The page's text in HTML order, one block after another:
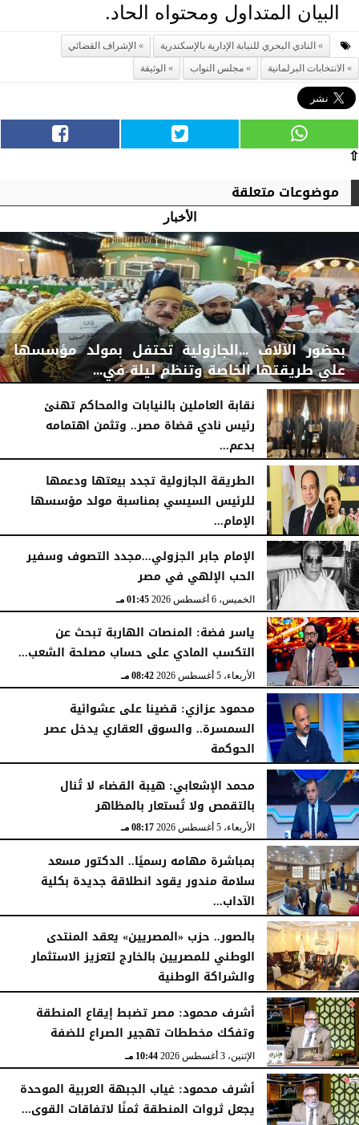
البيان المتداول ومحتواه الحاد.
النادي البحري للنيابة الإدارية بالإسكندرية
الإشراف القضائي
الانتخابات البرلمانية
مجلس النواب الوثيقة
⇧
موضوعات متعلقة
الأخبار
بحضور الآلاف ...الجازولية تحتفل بمولد مؤسسها
علي طريقتها الخاصة وتنظم ليلة في...
اليومالجمعة، 7 أغسطس 2026 11:31 صـ
نقابة العاملين بالنيابات والمحاكم تهنئ
رئيس نادي قضاة مصر.. وتثمن اهتمامه
بدعم...
الخميس، 6 أغسطس 2026
الطريقة الجازولية تجدد بيعتها ودعمها
للرئيس السيسي بمناسبة مولد مؤسسها
الإمام...
الخميس، 6 أغسطس 2026
الإمام جابر الجزولي...مجدد التصوف وسفير
الحب الإلهي في مصر
الخميس، 6 أغسطس 2026 01:45 مـ
ياسر فضة: المنصات الهاربة تبحث عن
التكسب المادي على حساب مصلحة الشعب...
الأربعاء، 5 أغسطس 2026 08:42 مـ
محمود عزازي: قضينا على عشوائية
السمسرة.. والسوق العقاري يدخل عصر
الحوكمة
الأربعاء، 5 أغسطس 2026
محمد الإشعابي: هيبة القضاء لا تُنال
بالتقمص ولا تُستعار بالمظاهر
الأربعاء، 5 أغسطس 2026 08:17 مـ
بمباشرة مهامه رسميًا.. الدكتور مسعد
سلامة مندور يقود انطلاقة جديدة بكلية
الآداب...
الأربعاء، 5 أغسطس 2026
بالصور.. حزب «المصريين» يعقد المنتدى
الوطني للمصريين بالخارج لتعزيز الاستثمار
والشراكة الوطنية
الثلاثاء، 4 أغسطس 2026
أشرف محمود: مصر تضبط إيقاع المنطقة
وتفكك مخططات تهجير الصراع للضفة
الإثنين، 3 أغسطس 2026 10:44 مـ
أشرف محمود: غياب الجبهة العربية الموحدة
يجعل ثروات المنطقة ثمنًا لاتفاقات القوى...